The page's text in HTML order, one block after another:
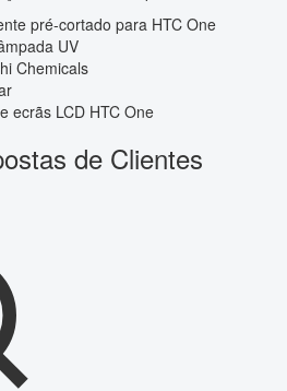
pré-cortado para HTC One
UV
Chemicals
ecrãs LCD HTC One
de Clientes